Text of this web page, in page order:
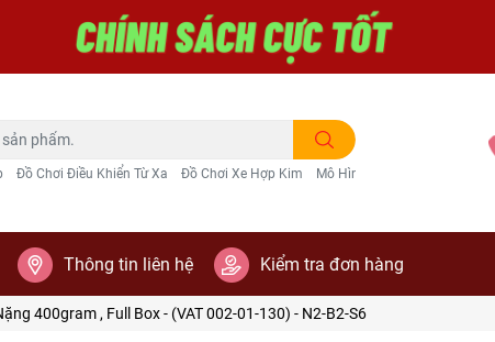
Đồ Chơi Điều Khiển Từ Xa Đồ Chơi Xe Hợp Kim Mô Hình Trang Trí
Thông tin liên hệ Kiểm tra đơn hàng
400gram , Full Box - (VAT 002-01-130) - N2-B2-S6